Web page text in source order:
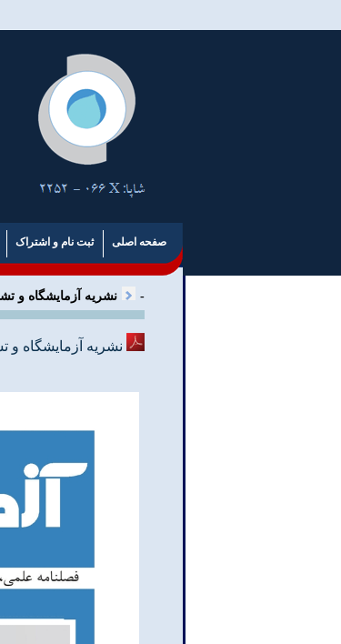
صفحه اصلی ثبت نام و اشتراک
- نشریه آزمایشگاه و تشخیص
نشریه آزمایشگاه و تشخیص